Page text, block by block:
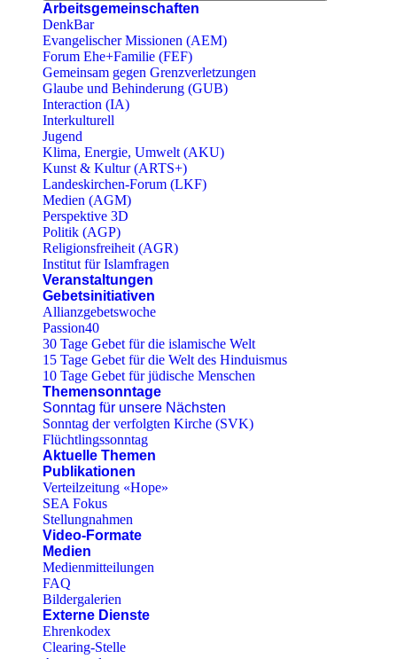
Arbeitsgemeinschaften
DenkBar
Evangelischer Missionen (AEM)
Forum Ehe+Familie (FEF)
Gemeinsam gegen Grenzverletzungen
Glaube und Behinderung (GUB)
Interaction (IA)
Interkulturell
Jugend
Klima, Energie, Umwelt (AKU)
Kunst & Kultur (ARTS+)
Landeskirchen-Forum (LKF)
Medien (AGM)
Perspektive 3D
Politik (AGP)
Religionsfreiheit (AGR)
Institut für Islamfragen
Veranstaltungen
Gebetsinitiativen
Allianzgebetswoche
Passion40
30 Tage Gebet für die islamische Welt
15 Tage Gebet für die Welt des Hinduismus
10 Tage Gebet für jüdische Menschen
Themensonntage
Sonntag für unsere Nächsten
Sonntag der verfolgten Kirche (SVK)
Flüchtlingssonntag
Aktuelle Themen
Publikationen
Verteilzeitung «Hope»
SEA Fokus
Stellungnahmen
Video-Formate
Medien
Medienmitteilungen
FAQ
Bildergalerien
Externe Dienste
Ehrenkodex
Clearing-Stelle